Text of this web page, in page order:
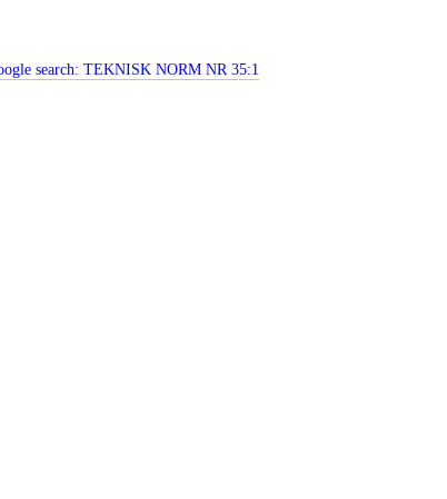
search:TEKNISK NORM NR 35:1